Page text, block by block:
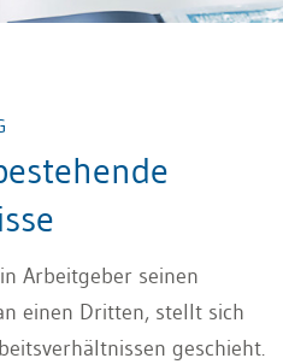
Arbeitgeber seinen
einen Dritten, stellt sich
geschieht.